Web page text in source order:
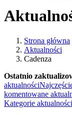
Strona główna
Aktualności
Cadenza
Ostatnio
aktualności
komentowane
Kategorie aktualności